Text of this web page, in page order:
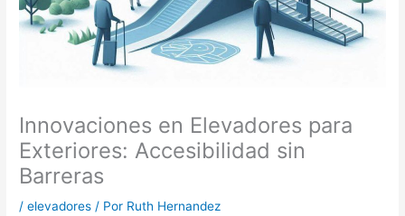
Innovaciones en Elevadores para
Exteriores: Accesibilidad sin
Barreras
/elevadores / Por Ruth Hernandez